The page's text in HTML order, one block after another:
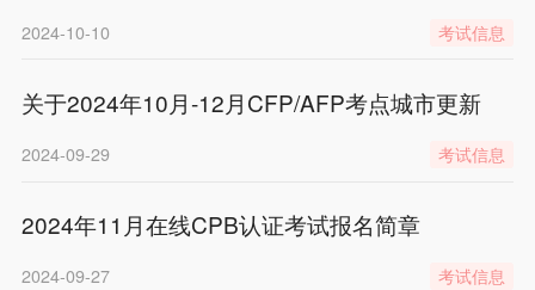
2024-10-10 考试信息
关于2024年10月-12月CFP/AFP考点城市更新
2024-09-29 考试信息
2024年11月在线CPB认证考试报名简章
2024-09-27 考试信息